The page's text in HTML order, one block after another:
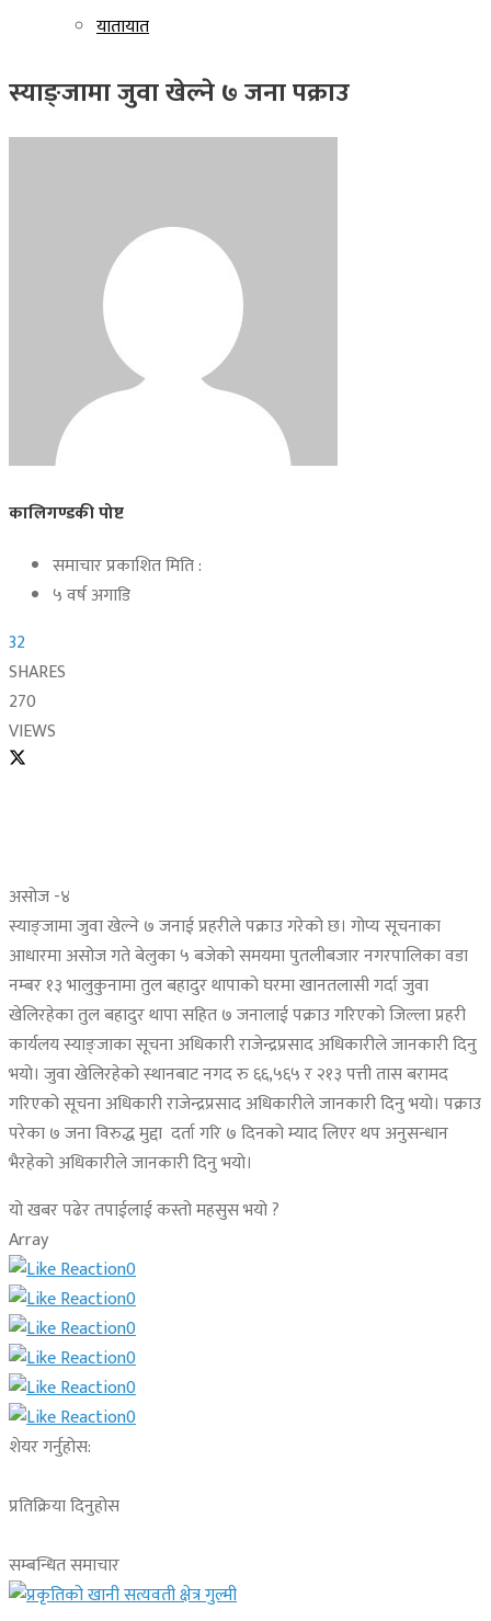
यातायात
स्याङ्जामा जुवा खेल्ने ७ जना पक्राउ
कालिगण्डकी पोष्ट
समाचार प्रकाशित मिति :
५ वर्ष अगाडि
32
SHARES
270
VIEWS
असोज -४
स्याङ्जामा जुवा खेल्ने ७ जनाई प्रहरीले पक्राउ गरेको छ। गोप्य सूचनाका
आधारमा असोज गते बेलुका ५ बजेको समयमा पुतलीबजार नगरपालिका वडा
नम्बर १३ भालुकुनामा तुल बहादुर थापाको घरमा खानतलासी गर्दा जुवा
खेलिरहेका तुल बहादुर थापा सहित ७ जनालाई पक्राउ गरिएको जिल्ला प्रहरी
कार्यलय स्याङ्जाका सूचना अधिकारी राजेन्द्रप्रसाद अधिकारीले जानकारी दिनु
भयो। जुवा खेलिरहेको स्थानबाट नगद रु ६६,५६५ र २१३ पत्ती तास बरामद
गरिएको सूचना अधिकारी राजेन्द्रप्रसाद अधिकारीले जानकारी दिनु भयो। पक्राउ
परेका ७ जना विरुद्ध मुद्दा दर्ता गरि ७ दिनको म्याद लिएर थप अनुसन्धान
भैरहेको अधिकारीले जानकारी दिनु भयो।
यो खबर पढेर तपाईलाई कस्तो महसुस भयो ?
Array
0
0
0
0
0
0
शेयर गर्नुहोस:
प्रतिक्रिया दिनुहोस
सम्बन्धित समाचार